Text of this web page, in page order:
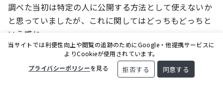
調べた当初は特定の人に公開する方法として使えないか
と思っていましたが、これに関してはどっちもどっちと
いう感じ。
YouTubeの限定公開もGoogleドライブもリンクを知ら
れてしまったらダメです。
当サイトでは利便性向上や閲覧の追跡のためにGoogle・他提携サービスに
よりCookieが使用されています。
プライバシーポリシーを見る 拒否する 同意する